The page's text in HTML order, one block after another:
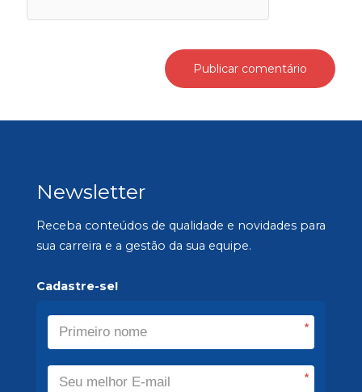
Newsletter
Receba conteúdos de qualidade e novidades para
sua carreira e a gestão da sua equipe.
Cadastre-se!
*
*